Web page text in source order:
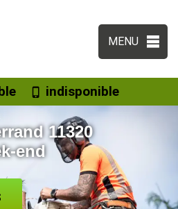
MENU
indisponible
11320
end